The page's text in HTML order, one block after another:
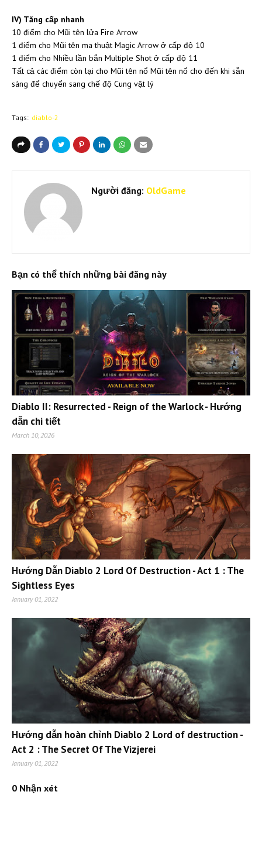
IV) Tăng cấp nhanh
10 điểm cho Mũi tên lửa Fire Arrow
1 điểm cho Mũi tên ma thuật Magic Arrow ở cấp độ 10
1 điểm cho Nhiều lần bắn Multiple Shot ở cấp độ 11
Tất cả các điểm còn lại cho Mũi tên nổ Mũi tên nổ cho đến khi sẵn
sàng để chuyển sang chế độ Cung vật lý
Tags: diablo-2
Người đăng: OldGame
Bạn có thể thích những bài đăng này
Diablo II: Resurrected - Reign of the Warlock - Hướng
dẫn chi tiết
March 10, 2026
Hướng Dẫn Diablo 2 Lord Of Destruction - Act 1 : The
Sightless Eyes
January 01, 2022
Hướng dẫn hoàn chỉnh Diablo 2 Lord of destruction -
Act 2 : The Secret Of The Vizjerei
January 01, 2022
0 Nhận xét